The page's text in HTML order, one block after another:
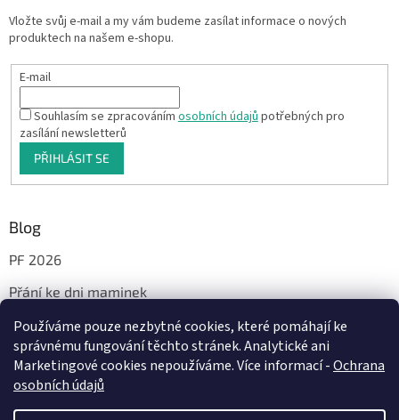
Používáme pouze nezbytné cookies, které pomáhají ke
správnému fungování těchto stránek. Analytické ani
Marketingové cookies nepoužíváme. Více informací -Ochrana
osobních údajů
Vložte svůj e-mail a my vám budeme zasílat informace o nových
produktech na našem e-shopu.
E-mail
Souhlasím se zpracovánímosobních údajůpotřebných pro
zasílání newsletterů
PŘIHLÁSIT SE
Blog
PF 2026
Přání ke dni maminek
Facebook